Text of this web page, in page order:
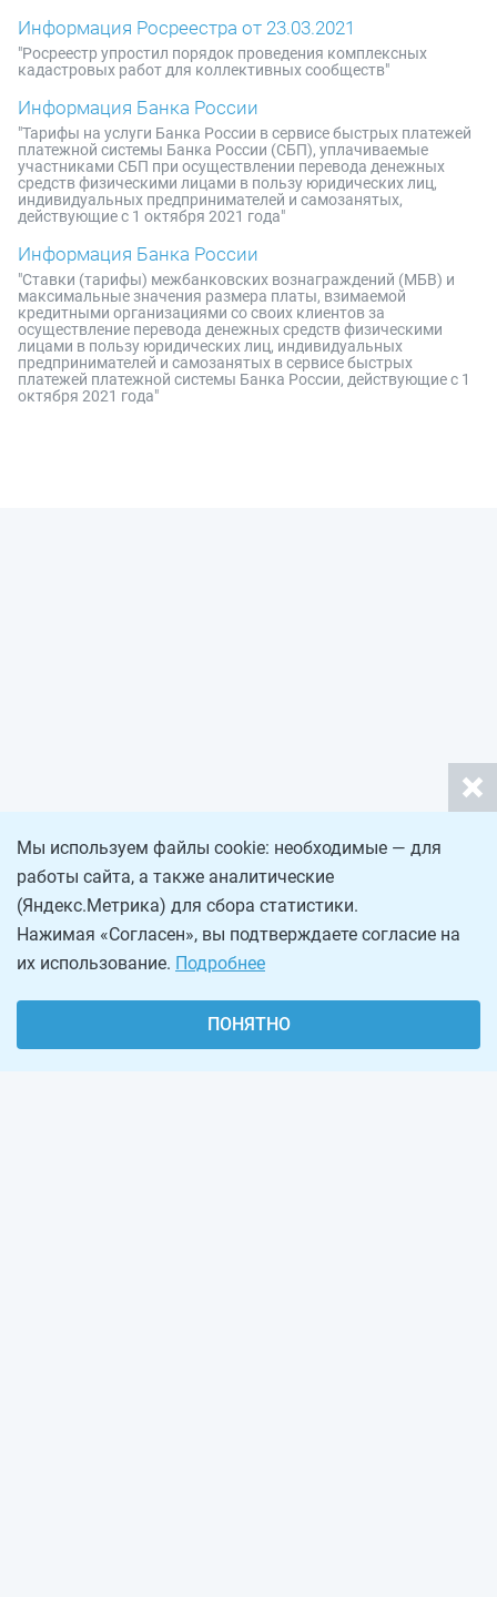
Информация Росреестра от 23.03.2021
"Росреестр упростил порядок проведения комплексных
кадастровых работ для коллективных сообществ"
Информация Банка России
"Тарифы на услуги Банка России в сервисе быстрых платежей
платежной системы Банка России (СБП), уплачиваемые
участниками СБП при осуществлении перевода денежных
средств физическими лицами в пользу юридических лиц,
индивидуальных предпринимателей и самозанятых,
действующие с 1 октября 2021 года"
Информация Банка России
"Ставки (тарифы) межбанковских вознаграждений (МБВ) и
максимальные значения размера платы, взимаемой
кредитными организациями со своих клиентов за
осуществление перевода денежных средств физическими
лицами в пользу юридических лиц, индивидуальных
предпринимателей и самозанятых в сервисе быстрых
платежей платежной системы Банка России, действующие с 1
октября 2021 года"
Мы используем файлы cookie: необходимые — для
работы сайта, а также аналитические
(Яндекс.Метрика) для сбора статистики.
Нажимая «Согласен», вы подтверждаете согласие на
их использование. Подробнее
ПОНЯТНО